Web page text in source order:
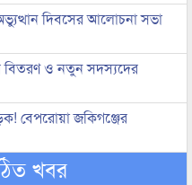
দিবসের আলোচনা সভা
বিতরণ ও নতুন সদস্যদের
বেপরোয়া জকিগঞ্জের
খবর